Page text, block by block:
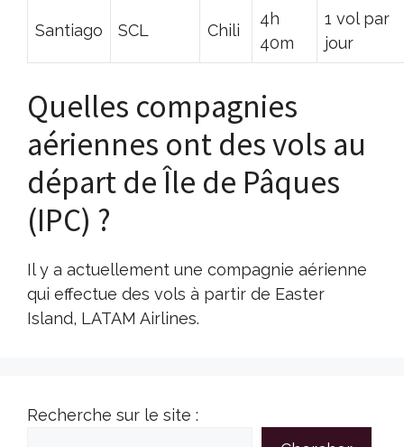
Santiago SCL Chili
4h
40m
1 vol par
jour
Quelles compagnies
aériennes ont des vols au
départ de Île de Pâques
(IPC) ?
Il y a actuellement une compagnie aérienne
qui effectue des vols à partir de Easter
Island, LATAM Airlines.
Recherche sur le site :